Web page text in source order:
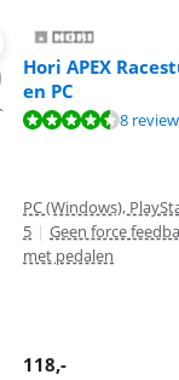
Hori APEX
en PC
10, gebaseerd op 8
8
PC (Windows),
5 | Geen force
met pedalen
118,-